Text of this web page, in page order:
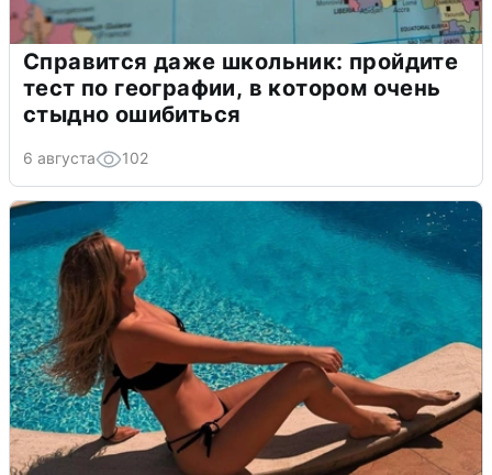
Справится даже школьник: пройдите
тест по географии, в котором очень
стыдно ошибиться
6 августа 102